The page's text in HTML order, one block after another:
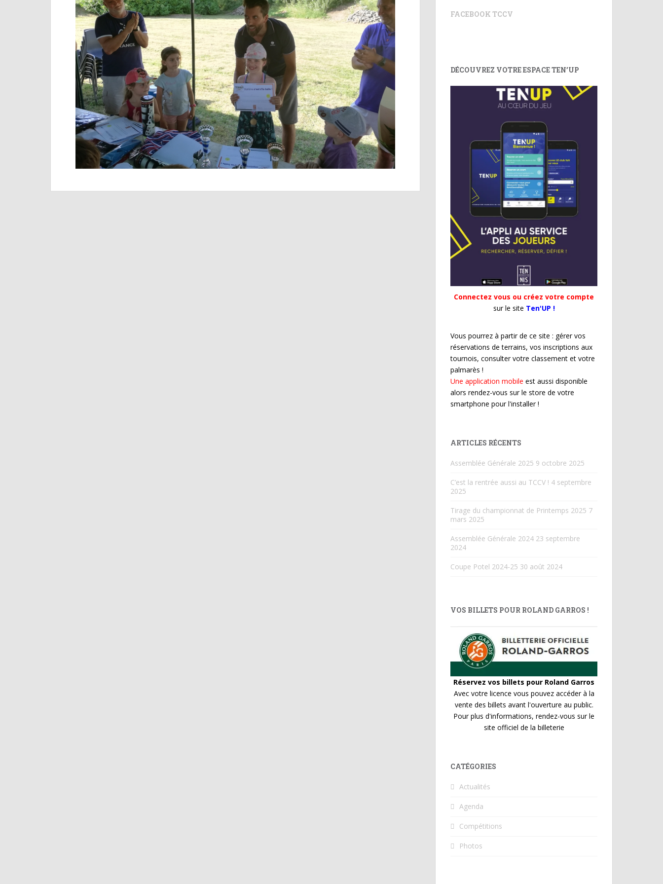
FACEBOOK TCCV
DÉCOUVREZ VOTRE ESPACE TEN’UP
Connectez vous ou créez votre compte
sur le site Ten'UP !
Vous pourrez à partir de ce site : gérer vos
réservations de terrains, vos inscriptions aux
tournois, consulter votre classement et votre
palmarès !
Une application mobile est aussi disponible
alors rendez-vous sur le store de votre
smartphone pour l'installer !
ARTICLES RÉCENTS
Assemblée Générale 2025 9 octobre 2025
C’est la rentrée aussi au TCCV ! 4 septembre
2025
Tirage du championnat de Printemps 2025 7
mars 2025
Assemblée Générale 2024 23 septembre
2024
Coupe Potel 2024-25 30 août 2024
VOS BILLETS POUR ROLAND GARROS !
Réservez vos billets pour Roland Garros
Avec votre licence vous pouvez accéder à la
vente des billets avant l'ouverture au public.
Pour plus d'informations, rendez-vous sur le
site officiel de la billeterie
CATÉGORIES
Actualités
Agenda
Compétitions
Photos